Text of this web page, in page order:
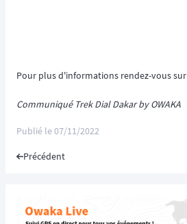
Pour plus d'informations rendez-vous sur
Communiqué Trek Dial Dakar by OWAKA
Publié le07/11/2022
Précédent